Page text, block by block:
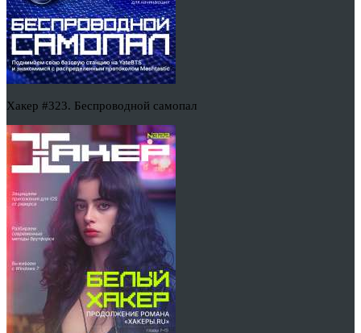
Хакер #323. Беспроводной самопал